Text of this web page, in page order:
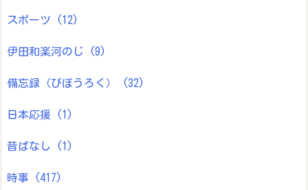
スポーツ (12)
伊田和楽河のじ (9)
備忘録（びぼうろく） (32)
日本応援 (1)
昔ばなし (1)
時事 (417)